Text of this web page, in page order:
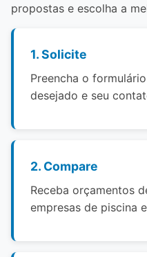
propostas e escolha a
1. Solicite
Preencha o
desejado e seu
2. Compare
Receba orçamentos
empresas de piscina